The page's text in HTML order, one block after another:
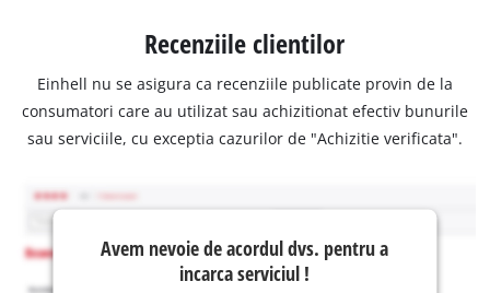
Recenziile clientilor
Einhell nu se asigura ca recenziile publicate provin de la
consumatori care au utilizat sau achizitionat efectiv bunurile
sau serviciile, cu exceptia cazurilor de "Achizitie verificata".
Avem nevoie de acordul dvs. pentru a
incarca serviciul !